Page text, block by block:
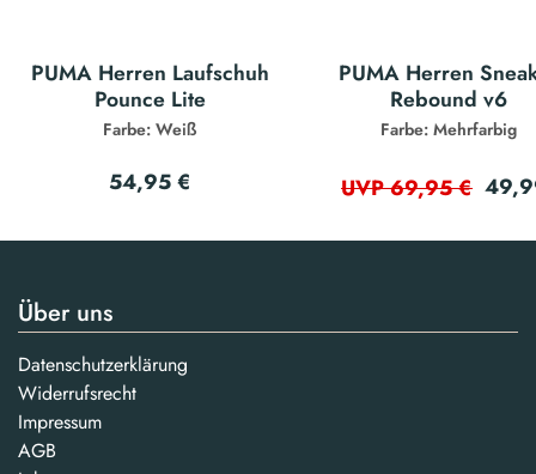
PUMA Herren Laufschuh
Pounce Lite
Farbe: Weiß
54,95 €
PUMA Herren
Rebound v6
Farbe: Mehrfarbig
UVP 69,95 €
Über uns
Datenschutzerklärung
Widerrufsrecht
Impressum
AGB